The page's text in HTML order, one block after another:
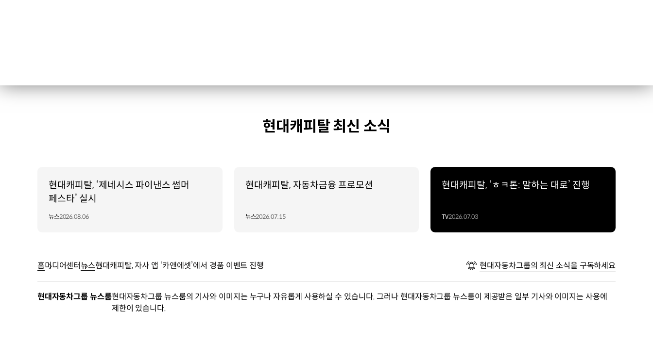
현대캐피탈 최신 소식
현대캐피탈, ‘제네시스 파이낸스 썸머
페스타’ 실시
뉴스2026.08.06
현대캐피탈, 자동차금융 프로모션
뉴스2026.07.15
현대캐피탈, ‘ㅎㅋ톤: 말하는 대로’ 진행
TV2026.07.03
홈미디어센터뉴스현대캐피탈, 자사 앱 ‘카앤에셋’에서 경품 이벤트 진행 현대자동차그룹의 최신 소식을 구독하세요
현대자동차그룹 뉴스룸현대자동차그룹 뉴스룸의 기사와 이미지는 누구나 자유롭게 사용하실 수 있습니다. 그러나 현대자동차그룹 뉴스룸이 제공받은 일부 기사와 이미지는 사용에
제한이 있습니다.